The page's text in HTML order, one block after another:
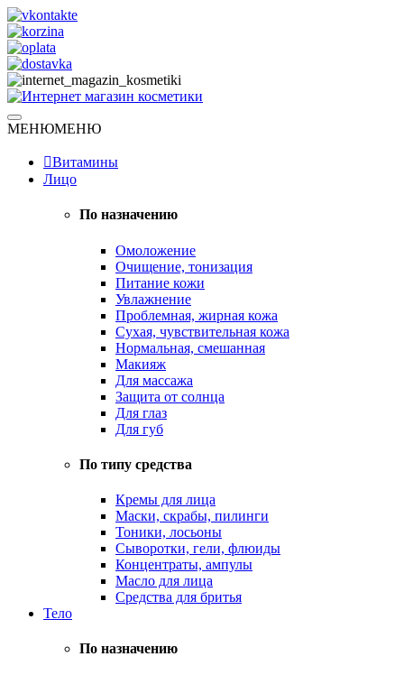
Skip
to
content
Интернет магазин косметики
Натуральная косметика
МЕНЮМЕНЮ
Витамины
Лицо
По назначению
Омоложение
Очищение, тонизация
Питание кожи
Увлажнение
Проблемная, жирная кожа
Сухая, чувствительная кожа
Нормальная, смешанная
Макияж
Для массажа
Защита от солнца
Для глаз
Для губ
По типу средства
Кремы для лица
Маски, скрабы, пилинги
Тоники, лосьоны
Сыворотки, гели, флюиды
Концентраты, ампулы
Масло для лица
Средства для бритья
Тело
По назначению